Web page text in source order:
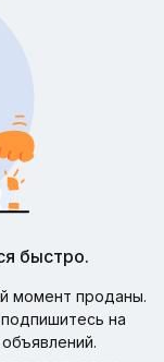
быстро.
момент проданы.
на